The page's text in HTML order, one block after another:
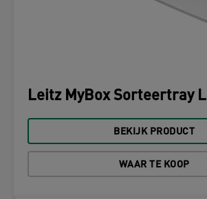
Leitz MyBox Sorteertray
BEKIJK PRODUCT
WAAR TE KOOP